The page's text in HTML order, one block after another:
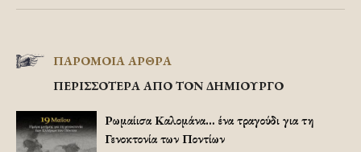
ΠΑΡΟΜΟΙΑ ΑΡΘΡΑ
ΠΕΡΙΣΣΟΤΕΡΑ ΑΠΟ ΤΟΝ ΔΗΜΙΟΥΡΓΟ
Ρωμαίισα Καλομάνα… ένα τραγούδι για τη
Γενοκτονία των Ποντίων